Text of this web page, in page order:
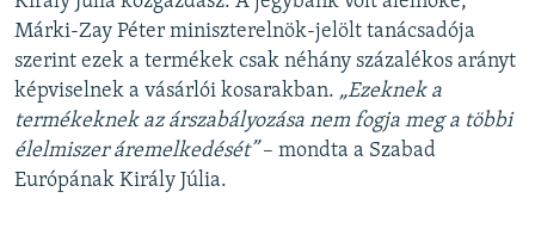
Márki-Zay Péter miniszterelnök-jelölt tanácsadója
szerint ezek a termékek csak néhány százalékos arányt
képviselnek a vásárlói kosarakban. „Ezeknek a
termékeknek az árszabályozása nem fogja meg a többi
élelmiszer áremelkedését”– mondta a Szabad
Európának Király Júlia.